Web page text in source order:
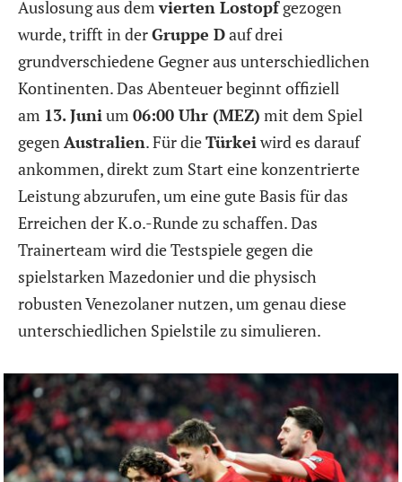
Auslosung aus demvierten Lostopfgezogen
wurde, trifft in derGruppe Dauf drei
grundverschiedene Gegner aus unterschiedlichen
Kontinenten. Das Abenteuer beginnt offiziell
am 13. Juni um 06:00 Uhr (MEZ) mit dem Spiel
gegen Australien. Für dieTürkei wird es darauf
ankommen, direkt zum Start eine konzentrierte
Leistung abzurufen, um eine gute Basis für das
Erreichen der K.o.-Runde zu schaffen. Das
Trainerteam wird die Testspiele gegen die
spielstarken Mazedonier und die physisch
robusten Venezolaner nutzen, um genau diese
unterschiedlichen Spielstile zu simulieren.